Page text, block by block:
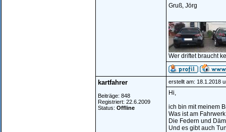
Gruß, Jörg
Wer driftet braucht
kartfahrer
Beiträge: 848
Registriert: 22.6.2009
Status: Offline
erstellt am: 18.1.2018
Hi,
ich bin mit meinem
Was ist am
Die Federn und
Und es gibt auch